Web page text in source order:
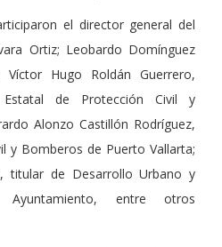
el director general del
Ortiz; Leobardo Domínguez
Víctor Hugo Roldán Guerrero,
de Protección Civil y
Alonzo Castillón Rodríguez,
y Bomberos de Puerto Vallarta;
titular de Desarrollo Urbano y
entre otros